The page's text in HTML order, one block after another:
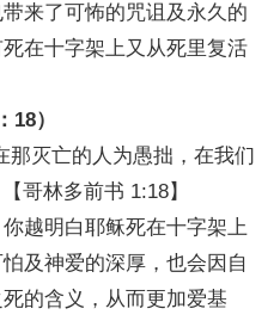
来了可怖的咒诅及永久的
在十字架上又从死里复活
）
灭亡的人为愚拙，在我们
哥林多前书 1:18】
明白耶稣死在十字架上
及神爱的深厚，也会因自
的含义，从而更加爱基